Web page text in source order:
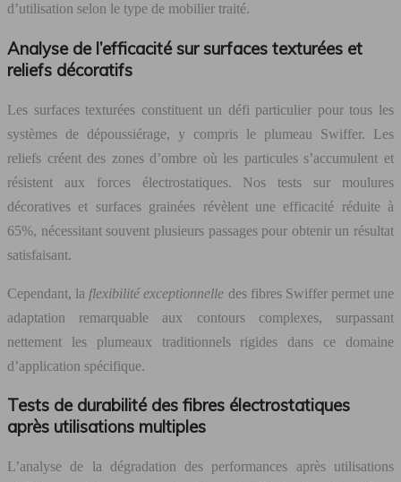
d’utilisation selon le type de mobilier traité.
Analyse de l’efficacité sur surfaces texturées et
reliefs décoratifs
Les surfaces texturées constituent un défi particulier pour tous les
systèmes de dépoussiérage, y compris le plumeau Swiffer. Les
reliefs créent des zones d’ombre où les particules s’accumulent et
résistent aux forces électrostatiques. Nos tests sur moulures
décoratives et surfaces grainées révèlent une efficacité réduite à
65%, nécessitant souvent plusieurs passages pour obtenir un résultat
satisfaisant.
Cependant, la flexibilité exceptionnelle des fibres Swiffer permet une
adaptation remarquable aux contours complexes, surpassant
nettement les plumeaux traditionnels rigides dans ce domaine
d’application spécifique.
Tests de durabilité des fibres électrostatiques
après utilisations multiples
L’analyse de la dégradation des performances après utilisations